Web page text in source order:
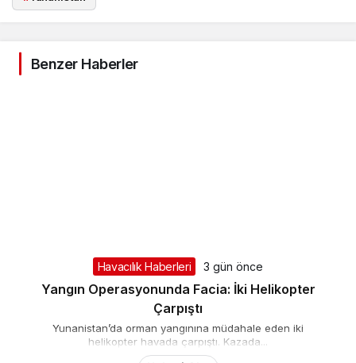
Benzer Haberler
Havacılık Haberleri
Yangın Operasyonunda Facia: İki Helikopter
Çarpıştı